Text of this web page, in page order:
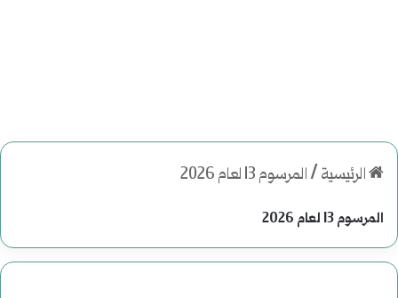
الرئيسية /المرسوم 13 لعام 2026
المرسوم 13 لعام 2026